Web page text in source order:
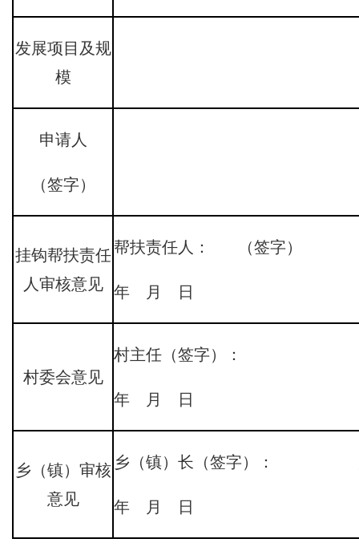
发展项目及规
模
申请人
（签字）
挂钩帮扶责任
人审核意见
帮扶责任人： （签字）
年 月 日
村委会意见
村主任（签字）： 村
年 月 日
乡（镇）审核
意见
乡（镇）长（签字）： 乡
年 月 日